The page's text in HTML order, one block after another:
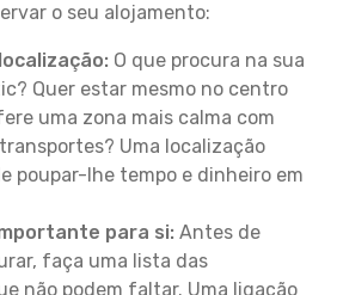
o seu alojamento:
O que procura na sua
Quer estar mesmo no centro
uma zona mais calma com
Uma localização
poupar-lhe tempo e dinheiro em
para si: Antes de
faça uma lista das
não podem faltar. Uma ligação